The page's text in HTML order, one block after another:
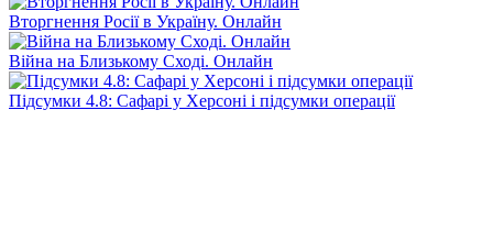
Вторгнення Росії в Україну. Онлайн
Війна на Близькому Сході. Онлайн
Підсумки 4.8: Сафарі у Херсоні і підсумки операції